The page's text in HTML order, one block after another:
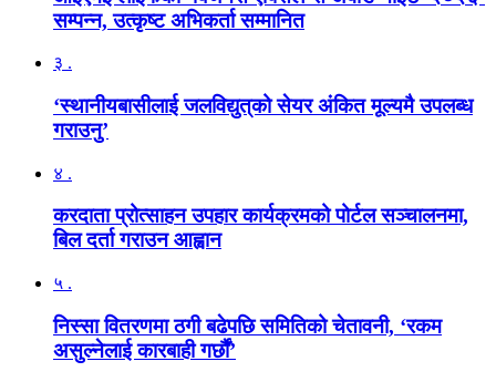
सम्पन्न, उत्कृष्ट अभिकर्ता सम्मानित
३ .
‘स्थानीयबासीलाई जलविद्युत्‌को सेयर अंकित मूल्यमै उपलब्ध
गराउनु’
४ .
करदाता प्रोत्साहन उपहार कार्यक्रमको पोर्टल सञ्चालनमा,
बिल दर्ता गराउन आह्वान
५ .
निस्सा वितरणमा ठगी बढेपछि समितिको चेतावनी, ‘रकम
असुल्नेलाई कारबाही गर्छाैं’